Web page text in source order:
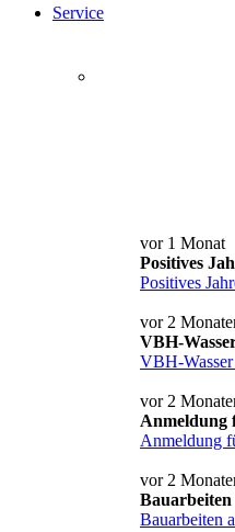
Service
vor 1 Monat
Positives
Positives
vor 2
VBH-
VBH-
vor 2
Anmeldung
Anmeldung
vor 2
Bauarbeiten